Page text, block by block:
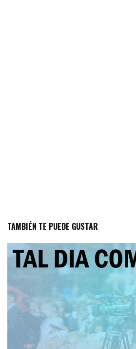
TAMBIÉN TE PUEDE GUSTAR